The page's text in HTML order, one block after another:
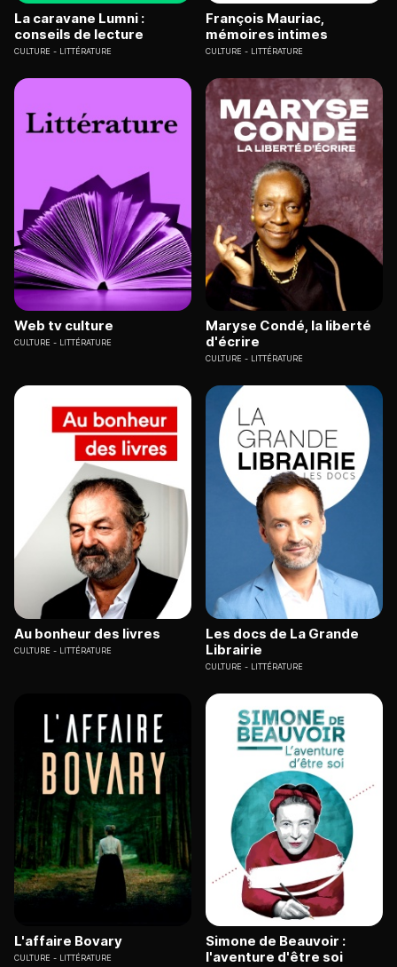
La caravane Lumni :
conseils de lecture
CULTURE LITTÉRATURE
François Mauriac,
mémoires intimes
CULTURE LITTÉRATURE
Web tv culture
CULTURE LITTÉRATURE
Maryse Condé, la liberté
d'écrire
CULTURE LITTÉRATURE
Au bonheur des livres
CULTURE LITTÉRATURE
Les docs de La Grande
Librairie
CULTURE LITTÉRATURE
L'affaire Bovary
CULTURE LITTÉRATURE
Simone de Beauvoir :
l'aventure d'être soi